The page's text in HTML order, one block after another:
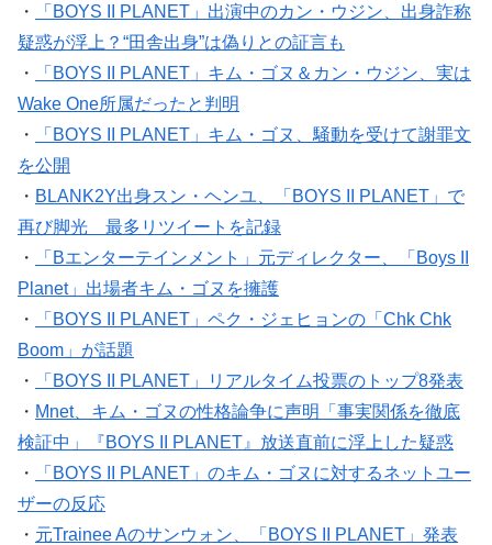
・
「BOYS II PLANET」出演中のカン・ウジン、出身詐称
疑惑が浮上？“田舎出身”は偽りとの証言も
・
「BOYS II PLANET」キム・ゴヌ＆カン・ウジン、実は
Wake One所属だったと判明
・
「BOYS II PLANET」キム・ゴヌ、騒動を受けて謝罪文
を公開
・ BLANK2Y出身スン・ヘンユ、「BOYS II PLANET」で
再び脚光 最多リツイートを記録
・
「Bエンターテインメント」元ディレクター、「Boys II
Planet」出場者キム・ゴヌを擁護
・
「BOYS II PLANET」ペク・ジェヒョンの「Chk Chk
Boom」が話題
・
「BOYS II PLANET」リアルタイム投票のトップ8発表
・ Mnet、キム・ゴヌの性格論争に声明「事実関係を徹底
検証中」『BOYS II PLANET』放送直前に浮上した疑惑
・
「BOYS II PLANET」のキム・ゴヌに対するネットユー
ザーの反応
・ 元Trainee Aのサンウォン、「BOYS II PLANET」発表